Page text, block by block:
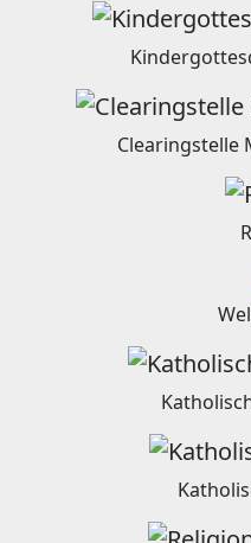
Clearingstelle